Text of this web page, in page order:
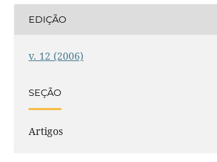
EDIÇÃO
v. 12 (2006)
SEÇÃO
Artigos